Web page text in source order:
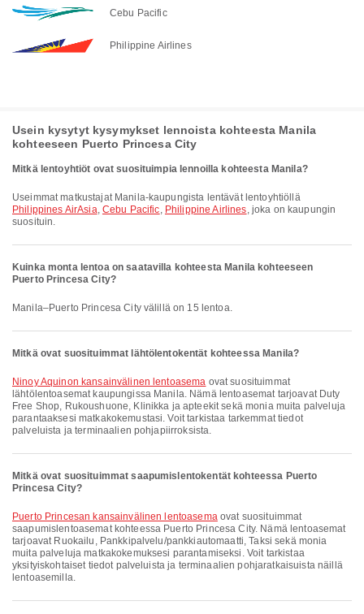
Cebu Pacific
Philippine Airlines
Usein kysytyt kysymykset lennoista kohteesta Manila
kohteeseen Puerto Princesa City
Mitkä lentoyhtiöt ovat suosituimpia lennoilla kohteesta Manila?
Useimmat matkustajat Manila-kaupungista lentävät lentoyhtiöllä
Philippines AirAsia, Cebu Pacific, Philippine Airlines, joka on kaupungin
suosituin.
Kuinka monta lentoa on saatavilla kohteesta Manila kohteeseen
Puerto Princesa City?
Manila–Puerto Princesa City välillä on 15 lentoa.
Mitkä ovat suosituimmat lähtölentokentät kohteessa Manila?
Ninoy Aquinon kansainvälinen lentoasema ovat suosituimmat
lähtölentoasemat kaupungissa Manila. Nämä lentoasemat tarjoavat Duty
Free Shop, Rukoushuone, Klinikka ja apteekit sekä monia muita palveluja
parantaaksesi matkakokemustasi. Voit tarkistaa tarkemmat tiedot
palveluista ja terminaalien pohjapiirroksista.
Mitkä ovat suosituimmat saapumislentokentät kohteessa Puerto
Princesa City?
Puerto Princesan kansainvälinen lentoasemaovat suosituimmat
saapumislentoasemat kohteessa Puerto Princesa City. Nämä lentoasemat
tarjoavat Ruokailu, Pankkipalvelu/pankkiautomaatti, Taksi sekä monia
muita palveluja matkakokemuksesi parantamiseksi. Voit tarkistaa
yksityiskohtaiset tiedot palveluista ja terminaalien pohjaratkaisuista näillä
lentoasemilla.